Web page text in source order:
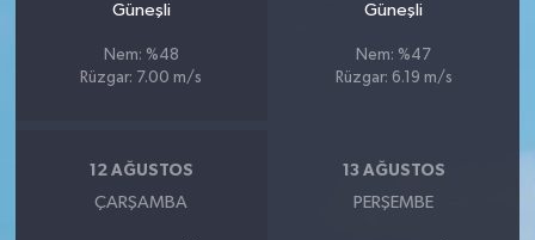
Güneşli
Nem: %48
Rüzgar: 7.00 m/s
Güneşli
Nem: %47
Rüzgar: 6.19 m/s
12 AĞUSTOS
ÇARŞAMBA
13 AĞUSTOS
PERŞEMBE